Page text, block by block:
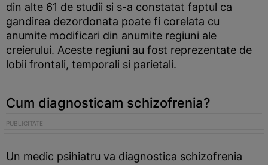
din alte 61 de studii si s-a constatat faptul ca
gandirea dezordonata poate fi corelata cu
anumite modificari din anumite regiuni ale
creierului. Aceste regiuni au fost reprezentate de
lobii frontali, temporali si parietali.
Cum diagnosticam schizofrenia?
Un medic psihiatru va diagnostica schizofrenia